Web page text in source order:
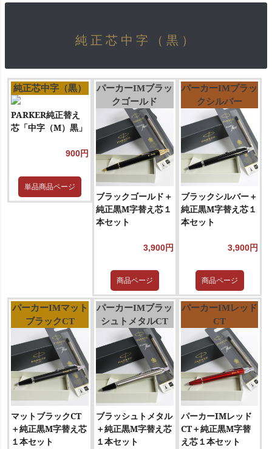
純正芯中字（黒）
純正芯中字（黒）
PARKER純正替え
芯「中字（M）黒」
900円
単品商品ページ
パーカーIMブラッ
クゴールド
ブラックゴールド＋
純正黒M字替え芯１
本セット
3,900円
商品ページ
パーカーIMブラッ
クシルバー
ブラックシルバー＋
純正黒M字替え芯１
本セット
3,900円
商品ページ
パーカーIMマット
ブラックCT
マットブラックCT
＋純正黒M字替え芯
１本セット
パーカーIMブラッ
シュトメタルCT
ブラッシュトメタル
＋純正黒M字替え芯
１本セット
パーカーIMレッド
CT
パーカーIMレッド
CT＋純正黒M字替
え芯１本セット